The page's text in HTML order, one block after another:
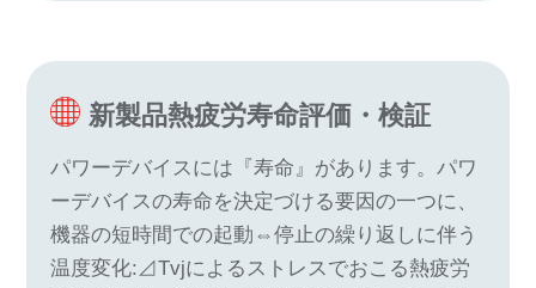
新製品熱疲労寿命評価・検証
パワーデバイスには『寿命』があります。パワ
ーデバイスの寿命を決定づける要因の一つに、
機器の短時間での起動⇔停止の繰り返しに伴う
温度変化:⊿Tvjによるストレスでおこる熱疲労